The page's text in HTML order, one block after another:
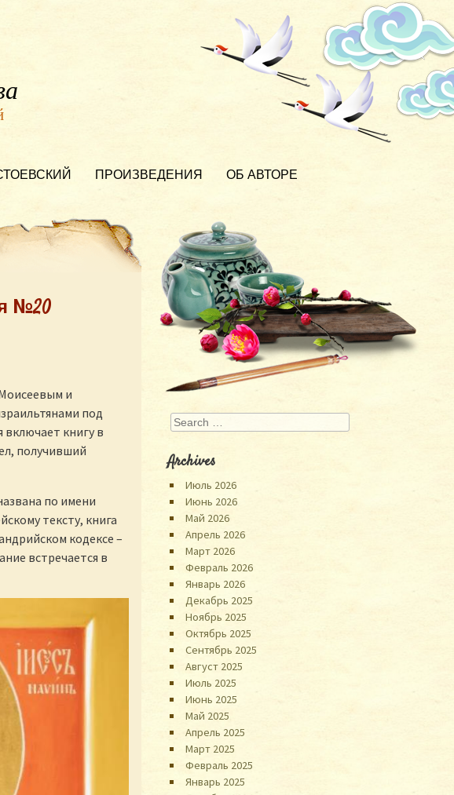
ПРОИЗВЕДЕНИЯ ОБ АВТОРЕ
№20
и
под
книгу в
получивший
по имени
тексту, книга
кодексе –
встречается в
Search
Archives
Июль 2026
Июнь 2026
Май 2026
Апрель 2026
Март 2026
Февраль 2026
Январь 2026
Декабрь 2025
Ноябрь 2025
Октябрь 2025
Сентябрь 2025
Август 2025
Июль 2025
Июнь 2025
Май 2025
Апрель 2025
Март 2025
Февраль 2025
Январь 2025